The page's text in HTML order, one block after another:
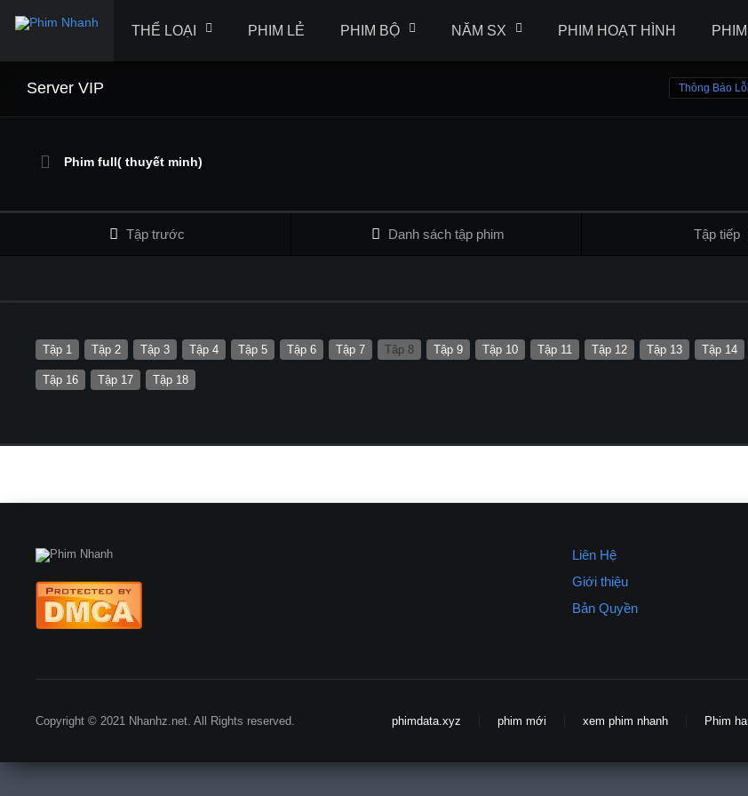
THỂ LOẠI PHIM LẺ PHIM BỘ NĂM SX PHIM HOẠT HÌNH
Server VIP Thông Báo
Phim full( thuyết minh)
Tập trước Danh sách tập phim Tập tiếp
Tập 1 Tập 2 Tập 3 Tập 4 Tập 5 Tập 6 Tập 7 Tập 8 Tập 9 Tập 10 Tập 11 Tập 12 Tập 13 Tập 14
Tập 16 Tập 17 Tập 18
Liên Hệ
Giới thiệu
Bản Quyền
Copyright © 2021 Nhanhz.net. All Rights reserved. phimdata.xyz phim mới xem phim nhanh Phim